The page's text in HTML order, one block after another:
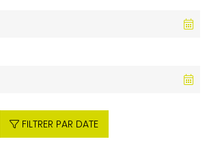
FILTRER PAR DATE